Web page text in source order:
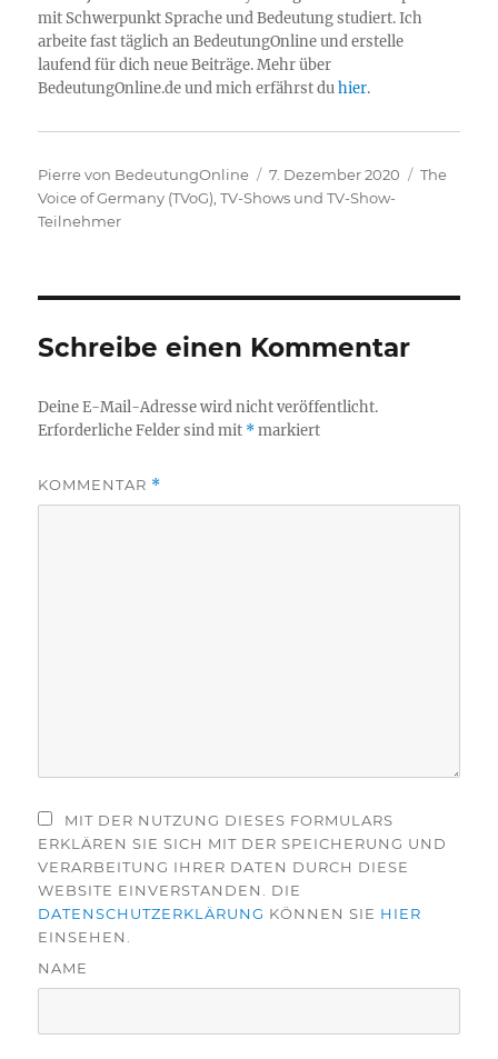
mit Schwerpunkt Sprache und Bedeutung studiert. Ich
arbeite fast täglich an BedeutungOnline und erstelle
laufend für dich neue Beiträge. Mehr über
BedeutungOnline.de und mich erfährst duhier.
Autor
Pierre von BedeutungOnline
Veröffentlicht
am
7. Dezember 2020
The
Voice of Germany (TVoG) ,TV-Shows und TV-Show-
Teilnehmer
Schreibe einen Kommentar
Deine E-Mail-Adresse wird nicht veröffentlicht.
Erforderliche Felder sind mit *markiert
KOMMENTAR *
MIT DER NUTZUNG DIESES FORMULARS
ERKLÄREN SIE SICH MIT DER SPEICHERUNG UND
VERARBEITUNG IHRER DATEN DURCH DIESE
WEBSITE EINVERSTANDEN. DIE
DATENSCHUTZERKLÄRUNG KÖNNEN SIE HIER
EINSEHEN.
NAME